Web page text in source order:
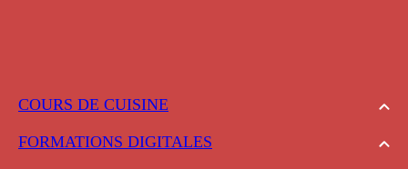
COURS DE CUISINE
FORMATIONS DIGITALES